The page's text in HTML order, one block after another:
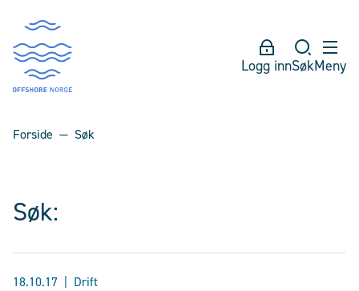
Logg innSøkMeny
Forside Søk
Søk:
18.10.17 Drift